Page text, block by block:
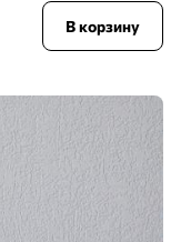
В корзину